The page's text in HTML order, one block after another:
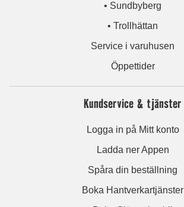
• Sundbyberg
• Trollhättan
Service i varuhusen
Öppettider
Kundservice & tjänster
Logga in på Mitt konto
Ladda ner Appen
Spåra din beställning
Boka Hantverkartjänster